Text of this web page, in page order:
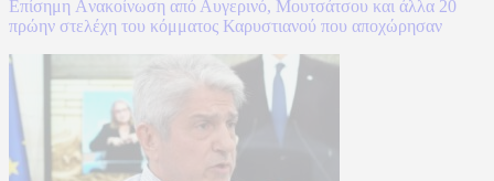
Επίσημη Aνακοίνωση από Αυγερινό, Μουτσάτσου και άλλα 20
πρώην στελέχη του κόμματος Καρυστιανού που αποχώρησαν